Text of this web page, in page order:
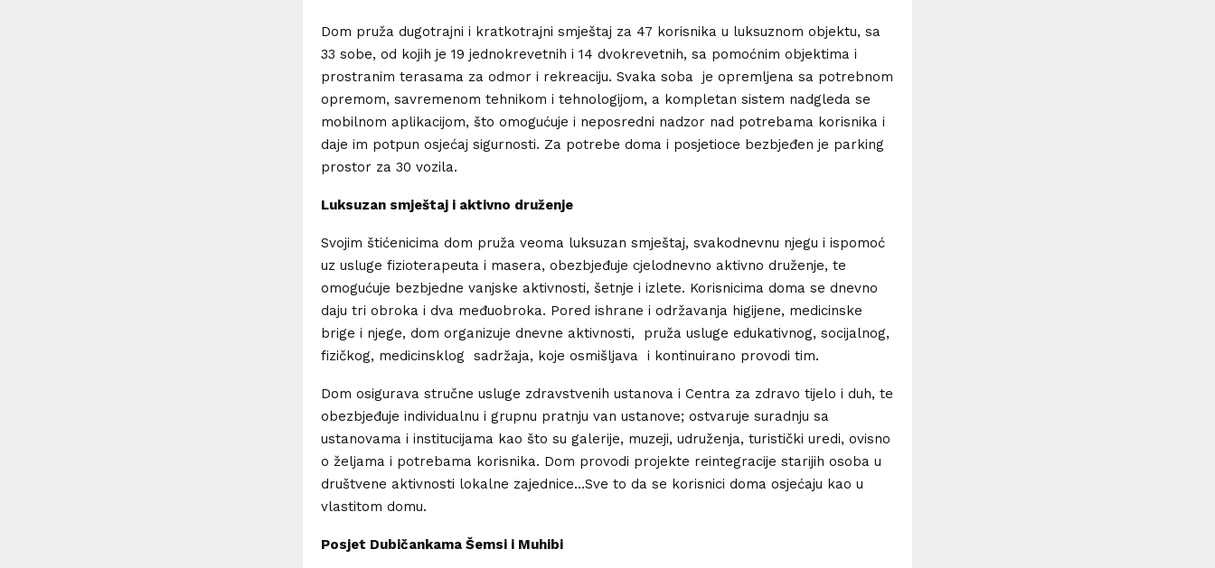
Dom pruža dugotrajni i kratkotrajni smještaj za 47 korisnika u luksuznom objektu, sa
33 sobe, od kojih je 19 jednokrevetnih i 14 dvokrevetnih, sa pomoćnim objektima i
prostranim terasama za odmor i rekreaciju. Svaka soba je opremljena sa potrebnom
opremom, savremenom tehnikom i tehnologijom, a kompletan sistem nadgleda se
mobilnom aplikacijom, što omogućuje i neposredni nadzor nad potrebama korisnika i
daje im potpun osjećaj sigurnosti. Za potrebe doma i posjetioce bezbjeđen je parking
prostor za 30 vozila.
Luksuzan smještaj i aktivno druženje
Svojim štićenicima dom pruža veoma luksuzan smještaj, svakodnevnu njegu i ispomoć
uz usluge fizioterapeuta i masera, obezbjeđuje cjelodnevno aktivno druženje, te
omogućuje bezbjedne vanjske aktivnosti, šetnje i izlete. Korisnicima doma se dnevno
daju tri obroka i dva međuobroka. Pored ishrane i održavanja higijene, medicinske
brige i njege, dom organizuje dnevne aktivnosti, pruža usluge edukativnog, socijalnog,
fizičkog, medicinsklog sadržaja, koje osmišljava i kontinuirano provodi tim.
Dom osigurava stručne usluge zdravstvenih ustanova i Centra za zdravo tijelo i duh, te
obezbjeđuje individualnu i grupnu pratnju van ustanove; ostvaruje suradnju sa
ustanovama i institucijama kao što su galerije, muzeji, udruženja, turistički uredi, ovisno
o željama i potrebama korisnika. Dom provodi projekte reintegracije starijih osoba u
društvene aktivnosti lokalne zajednice…Sve to da se korisnici doma osjećaju kao u
vlastitom domu.
Posjet Dubičankama Šemsi i Muhibi